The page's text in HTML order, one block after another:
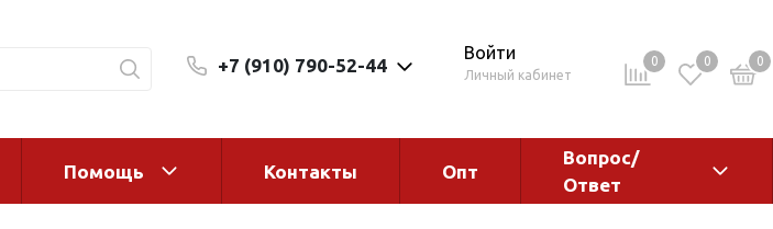
+7 (910) 790-52-44
Войти
Личный кабинет
0 0 0
Помощь Контакты Опт
Вопрос/
Ответ